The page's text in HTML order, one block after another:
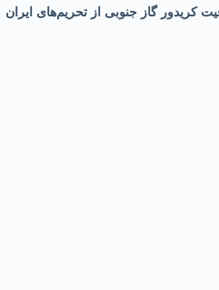
کریدور گاز جنوبی از تحریم‌های ایران